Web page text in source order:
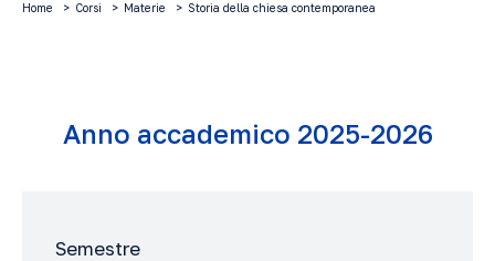
Home Corsi Materie Storia della chiesa contemporanea
Anno accademico 2025-2026
Semestre